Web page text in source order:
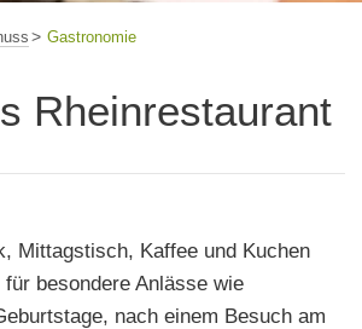
Gastronomie
Rheinrestaurant
Mittagstisch, Kaffee und Kuchen
besondere Anlässe wie
nach einem Besuch am